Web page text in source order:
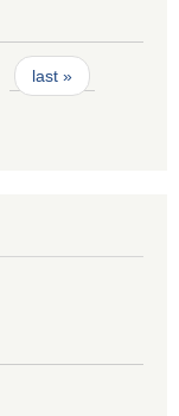
last »